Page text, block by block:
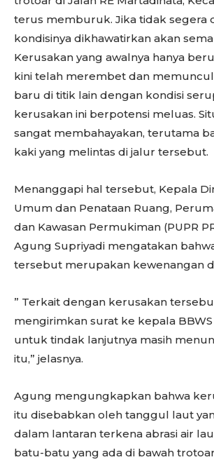
terus memburuk. Jika tidak segera
kondisinya dikhawatirkan akan
Kerusakan yang awalnya hanya
kini telah merembet dan
baru di titik lain dengan kondisi
kerusakan ini berpotensi meluas.
sangat membahayakan, terutama
kaki yang melintas di jalur tersebut.
Menanggapi hal tersebut, Kepala
Umum dan Penataan Ruang,
dan Kawasan Permukiman (PUPR
Agung Supriyadi mengatakan
tersebut merupakan kewenangan
” Terkait dengan kerusakan
mengirimkan surat ke kepala BBWS
untuk tindak lanjutnya masih
itu,” jelasnya.
Agung mengungkapkan bahwa
itu disebabkan oleh tanggul laut
dalam lantaran terkena abrasi air
batu-batu yang ada di bawah